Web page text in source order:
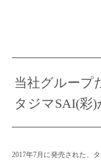
当社グループ
タジマSAI(彩
2017年7月に発売された、